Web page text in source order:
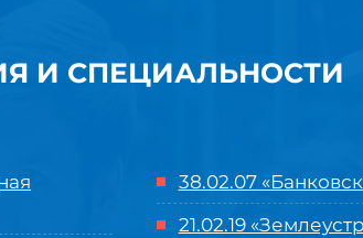
И СПЕЦИАЛЬНОСТИ
38.02.07
21.02.19